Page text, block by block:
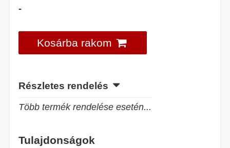
-
Kosárba rakom
Részletes rendelés
Több termék rendelése esetén...
Tulajdonságok